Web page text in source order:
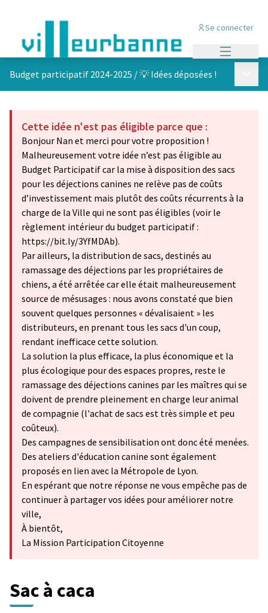
Se connecter
Budget participatif 2024-2025 /💡 Idées déposées !
Cette idée n'est pas éligible parce que :
Bonjour Nan et merci pour votre proposition !
Malheureusement votre idée n’est pas éligible au
Budget Participatif car la mise à disposition des sacs
pour les déjections canines ne relève pas de coûts
d’investissement mais plutôt des coûts récurrents à la
charge de la Ville qui ne sont pas éligibles (voir le
règlement intérieur du budget participatif :
https://bit.ly/3YfMDAb).
Par ailleurs, la distribution de sacs, destinés au
ramassage des déjections par les propriétaires de
chiens, a été arrêtée car elle était malheureusement
source de mésusages : nous avons constaté que bien
souvent quelques personnes « dévalisaient » les
distributeurs, en prenant tous les sacs d'un coup,
rendant inefficace cette solution.
La solution la plus efficace, la plus économique et la
plus écologique pour des espaces propres, reste le
ramassage des déjections canines par les maîtres qui se
doivent de prendre pleinement en charge leur animal
de compagnie (l'achat de sacs est très simple et peu
coûteux).
Des campagnes de sensibilisation ont donc été menées.
Des ateliers d'éducation canine sont également
proposés en lien avec la Métropole de Lyon.
En espérant que notre réponse ne vous empêche pas de
continuer à partager vos idées pour améliorer notre
ville,
À bientôt,
La Mission Participation Citoyenne
Sac à caca